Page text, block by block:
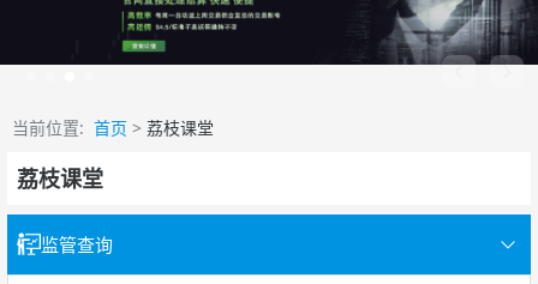
当前位置: 首页 > 荔枝课堂
荔枝课堂
监管查询